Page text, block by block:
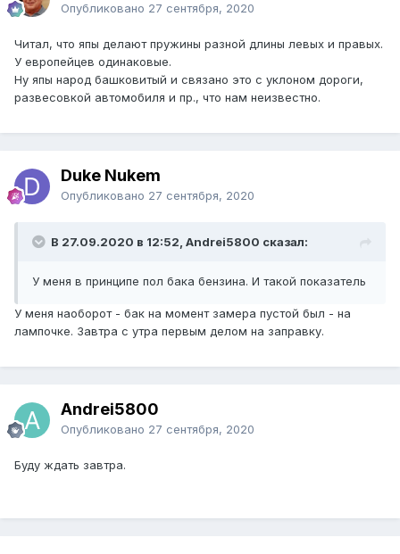
Опубликовано 27 сентября, 2020
Читал, что япы делают пружины разной длины левых и правых.
У европейцев одинаковые.
Ну япы народ башковитый и связано это с уклоном дороги,
развесовкой автомобиля и пр., что нам неизвестно.
Duke Nukem
Опубликовано 27 сентября, 2020
В 27.09.2020 в 12:52, Andrei5800 сказал:
У меня в принципе пол бака бензина. И такой показатель
У меня наоборот - бак на момент замера пустой был - на
лампочке. Завтра с утра первым делом на заправку.
Andrei5800
Опубликовано 27 сентября, 2020
Буду ждать завтра.